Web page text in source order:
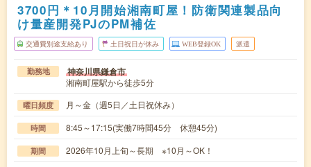
3700円＊10月開始湘南町屋！防衛関連製品向
け量産開発PJのPM補佐
交通費別途支給あり 土日祝日が休み WEB登録OK 派遣
勤務地 神奈川県鎌倉市
湘南町屋駅から徒歩5分
曜日頻度 月～金（週5日／土日祝休み）
時間 8:45～17:15(実働7時間45分 休憩45分)
期間 2026年10月上旬～長期 ※10月～OK！